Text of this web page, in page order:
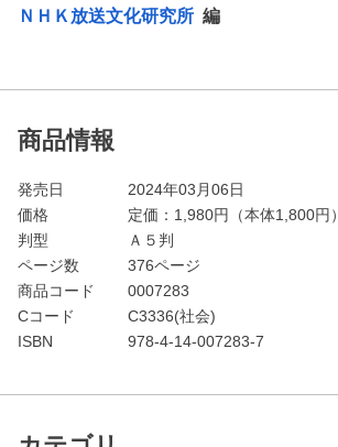
ＮＨＫ放送文化研究所 編
商品情報
発売日
2024年03月06日
価格
定価： 1,980円（本体1,800円）
判型
Ａ５判
ページ数
376ページ
商品コード
0007283
Cコード
C3336(社会)
ISBN
978-4-14-007283-7